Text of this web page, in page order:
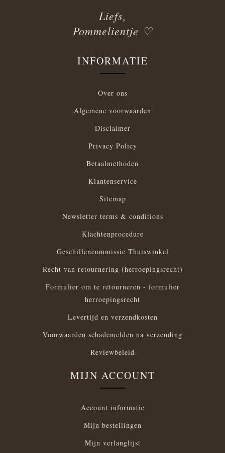
Liefs,
Pommelientje ♡
INFORMATIE
Over ons
Algemene voorwaarden
Disclaimer
Privacy Policy
Betaalmethoden
Klantenservice
Sitemap
Newsletter terms & conditions
Klachtenprocedure
Geschillencommissie Thuiswinkel
Recht van retournering (herroepingsrecht)
Formulier om te retourneren - formulier
herroepingsrecht
Levertijd en verzendkosten
Voorwaarden schademelden na verzending
Reviewbeleid
MIJN ACCOUNT
Account informatie
Mijn bestellingen
Mijn verlanglijst